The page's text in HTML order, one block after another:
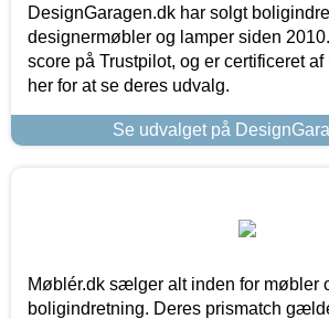
DesignGaragen.dk har solgt
designermøbler og lamper siden
score på Trustpilot, og er certificeret
her for at se deres udvalg.
Se udvalget på
Møblér.dk sælger alt inden for møbler
boligindretning. Deres prismatch